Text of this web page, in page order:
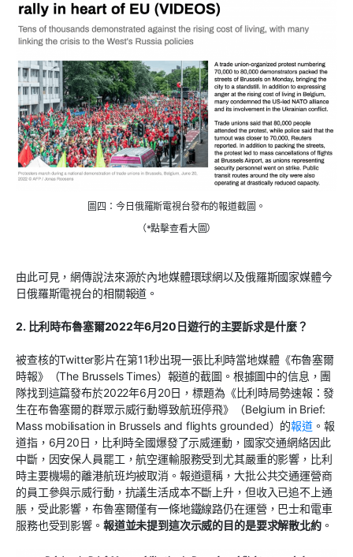
圖四：今日俄羅斯電視台發布的報道截圖。
（*點擊查看大圖）
由此可見，網傳說法來源於內地媒體環球網以及俄羅斯國家媒體今
日俄羅斯電視台的相關報道。
2. 比利時布魯塞爾2022年6月20日遊行的主要訴求是什麼？
被查核的Twitter影片在第11秒出現一張比利時當地媒體《布魯塞爾
時報》（The Brussels Times）報道的截圖。根據圖中的信息，團
隊找到這篇發布於2022年6月20日，標題為《比利時局勢速報：發
生在布魯塞爾的群眾示威行動導致航班停飛》（Belgium in Brief:
Mass mobilisation in Brussels and flights grounded）的報道。報
道指，6月20日，比利時全國爆發了示威運動，國家交通網絡因此
中斷，因安保人員罷工，航空運輸服務受到尤其嚴重的影響，比利
時主要機場的離港航班均被取消。報道還稱，大批公共交通運營商
的員工參與示威行動，抗議生活成本不斷上升，但收入已追不上通
脹，受此影響，布魯塞爾僅有一條地鐵線路仍在運營，巴士和電車
服務也受到影響。 報道並未提到這次示威的目的是要求解散北約。